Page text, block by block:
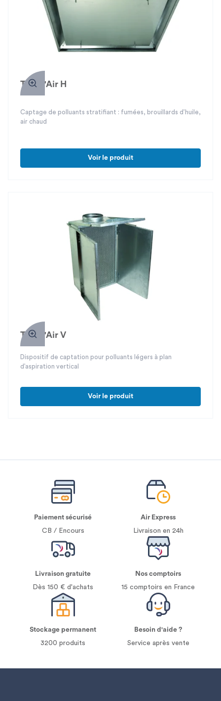
Trapp'Air H
Captage de polluants stratifiant : fumées, brouillards d’huile,
air chaud
Voir le produit
Trapp'Air V
Dispositif de captation pour polluants légers à plan
d’aspiration vertical
Voir le produit
Paiement sécurisé
CB / Encours
Air Express
Livraison en 24h
Livraison gratuite
Dès 150 € d'achats
Nos comptoirs
15 comptoirs en France
Stockage permanent
3200 produits
Besoin d'aide ?
Service après vente